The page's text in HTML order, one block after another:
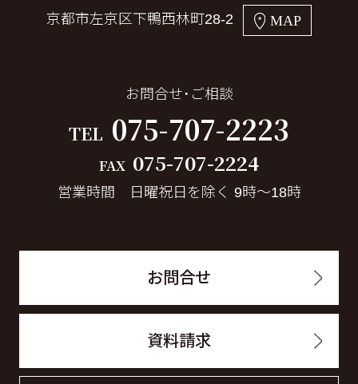
京都市左京区下鴨西林町28-2
MAP
お問合せ・ご相談
TEL 075-707-2223
FAX 075-707-2224
営業時間 日曜祝日を除く 9時～18時
お問合せ
資料請求